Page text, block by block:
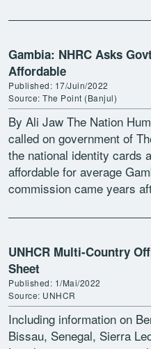
Gambia: NHRC Asks
Affordable
Published: 17/Juin/2022
Source: The Point (Banjul)
By Ali Jaw The Nation
called on government of
the national identity cards
affordable for average
commission came years
UNHCR Multi-Country
Sheet
Published: 1/Mai/2022
Source: UNHCR
Including information on
Bissau, Senegal, Sierra